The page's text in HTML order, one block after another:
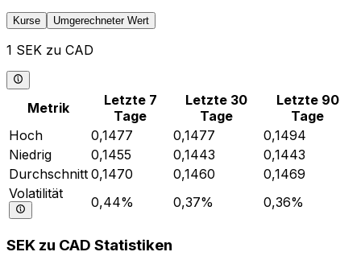
Kurse Umgerechneter Wert
1 SEK zu CAD
Metrik
Letzte 7
Tage
Letzte 30
Tage
Letzte 90
Tage
Hoch
0,1477 0,1477
0,1494
Niedrig
0,1455 0,1443
0,1443
Durchschnitt 0,1470 0,1460
0,1469
Volatilität
0,44% 0,37% 0,36%
SEK zu CAD Statistiken